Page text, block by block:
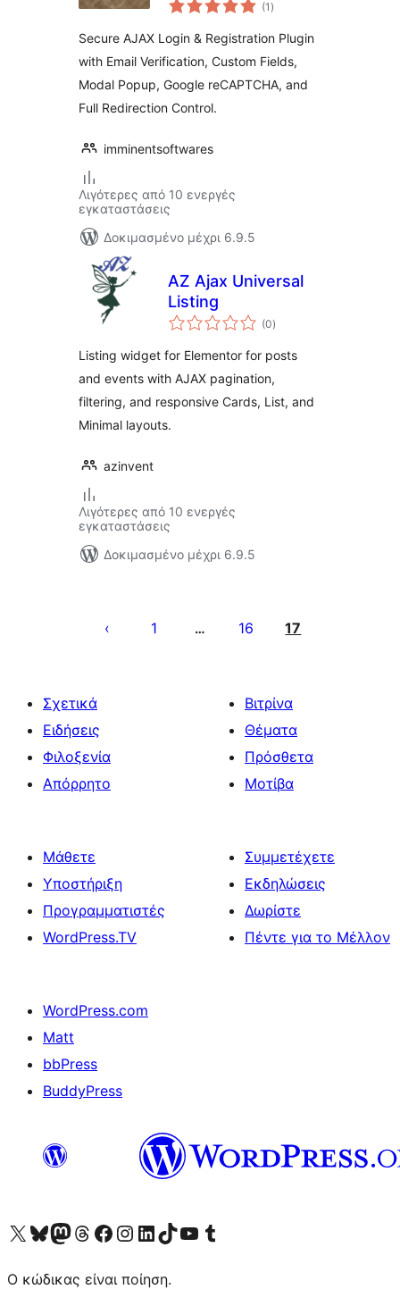
Form – Inline &
(1σύνολο
)
Secure AJAX Login & Registration Plugin
with Email Verification, Custom Fields,
Modal Popup, Google reCAPTCHA, and
Full Redirection Control.
imminentsoftwares
Λιγότερες από 10 ενεργές
εγκαταστάσεις
Δοκιμασμένο μέχρι 6.9.5
AZ Ajax Universal
Listing
(0αξιολογήσεις
σύνολο
)
Listing widget for Elementor for posts
and events with AJAX pagination,
filtering, and responsive Cards, List, and
Minimal layouts.
azinvent
Λιγότερες από 10 ενεργές
εγκαταστάσεις
Δοκιμασμένο μέχρι 6.9.5
άρθρων
1 … 16 17
Σχετικά
Ειδήσεις
Φιλοξενία
Απόρρητο
Βιτρίνα
Θέματα
Πρόσθετα
Μοτίβα
Μάθετε
Υποστήριξη
Προγραμματιστές
WordPress.TV
Συμμετέχετε
Εκδηλώσεις
Δωρίστε
Πέντε για το Μέλλον
WordPress.com
Matt
bbPress
BuddyPress
Visit our X (formerly Twitter) account
Visit our Bluesky account
Επισκεφθείτε τον λογαριασμό μας στο Mastodon
Visit our Threads account
Επισκεφτείτε τη σελίδα μας στο Facebook
Επισκεφθείτε τον λογαριασμό μας Instagram
Επισκεφθείτε τον λογαριασμό μας LinkedIn
Visit our TikTok account
Visit our YouTube channel
Visit our Tumblr account
Ο κώδικας είναι ποίηση.